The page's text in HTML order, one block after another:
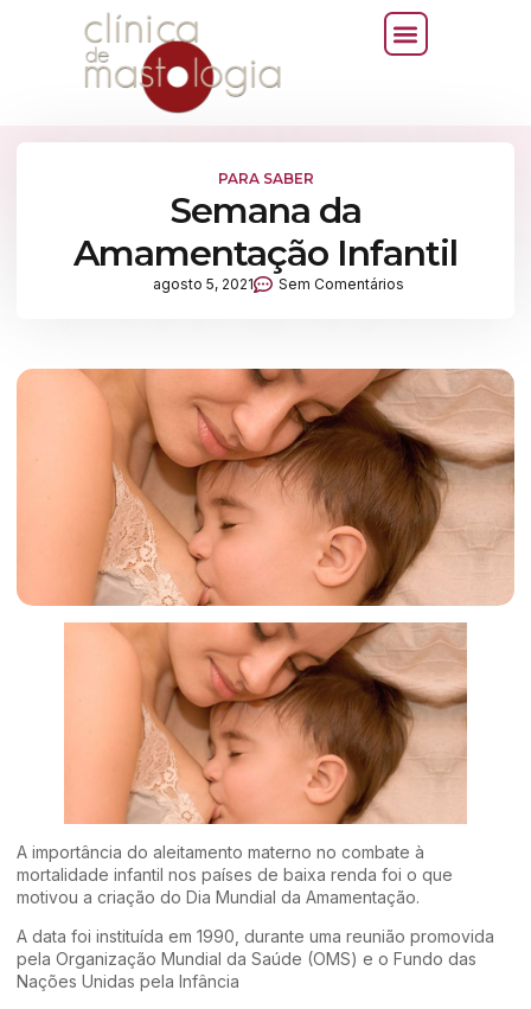
PARA SABER
Semana da
Amamentação Infantil
agosto 5, 2021 Sem Comentários
A importância do aleitamento materno no combate à
mortalidade infantil nos países de baixa renda foi o que
motivou a criação do Dia Mundial da Amamentação.
A data foi instituída em 1990, durante uma reunião promovida
pela Organização Mundial da Saúde (OMS) e o Fundo das
Nações Unidas pela Infância